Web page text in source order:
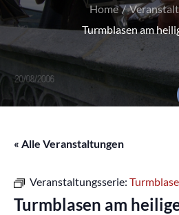
Home
Turmblasen am
« Alle Veranstaltungen
Veranstaltungsserie:
Turmblasen am